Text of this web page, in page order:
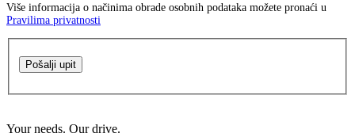
Više informacija o načinima obrade osobnih podataka možete pronaći u
Pravilima privatnosti
Pošalji upit
Your needs. Our drive.